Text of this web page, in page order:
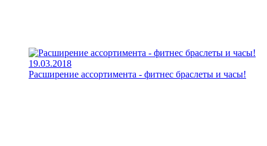
19.03.2018
Расширение ассортимента - фитнес браслеты и часы!